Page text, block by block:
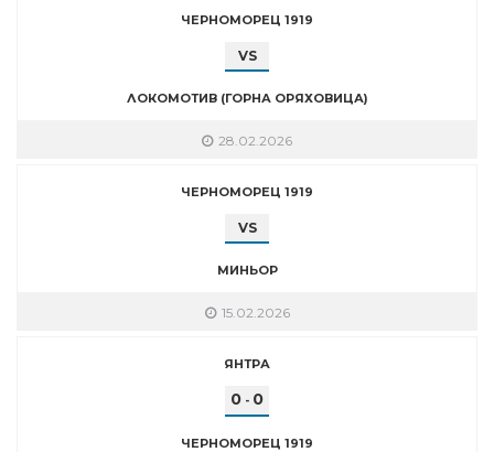
ЧЕРНОМОРЕЦ 1919
VS
ЛОКОМОТИВ (ГОРНА ОРЯХОВИЦА)
28.02.2026
ЧЕРНОМОРЕЦ 1919
VS
МИНЬОР
15.02.2026
ЯНТРА
0 - 0
ЧЕРНОМОРЕЦ 1919